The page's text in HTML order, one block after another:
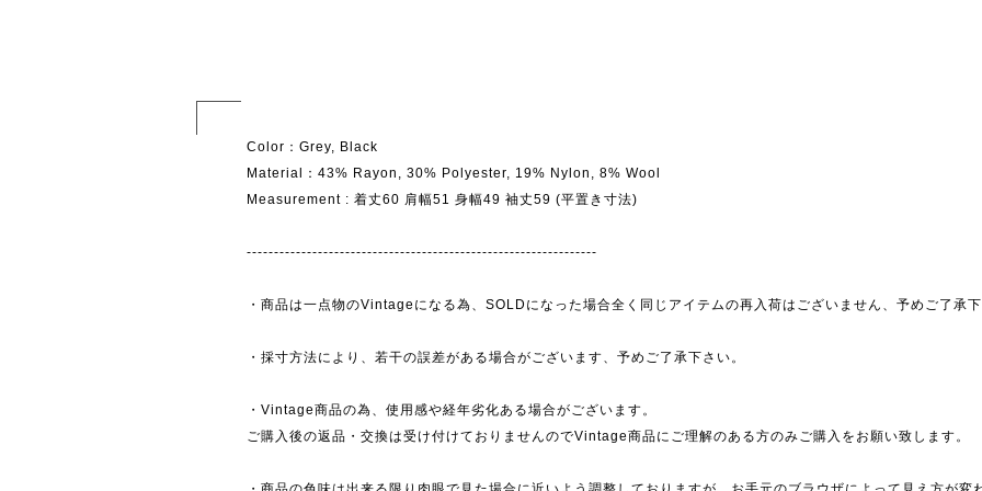
Color：Grey, Black
Material：43% Rayon, 30% Polyester, 19% Nylon, 8% Wool
Measurement : 着丈60 肩幅51 身幅49 袖丈59 (平置き寸法)
----------------------------------------------------------------
・商品は一点物のVintageになる為、SOLDになった場合全く同じアイテムの再入荷はございません、予めご了承下
・採寸方法により、若干の誤差がある場合がございます、予めご了承下さい。
・Vintage商品の為、使用感や経年劣化ある場合がございます。
ご購入後の返品・交換は受け付けておりませんのでVintage商品にご理解のある方のみご購入をお願い致します。